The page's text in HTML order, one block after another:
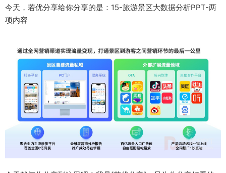
今天，若优分享给你分享的是：15-旅游景区大数据分析PPT-两
项内容